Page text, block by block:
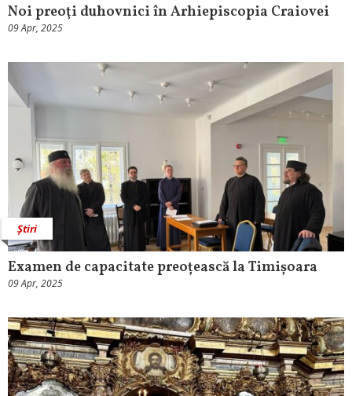
Noi preoţi duhovnici în Arhiepiscopia Craiovei
09 Apr, 2025
Știri
Examen de capacitate preoțească la Timișoara
09 Apr, 2025